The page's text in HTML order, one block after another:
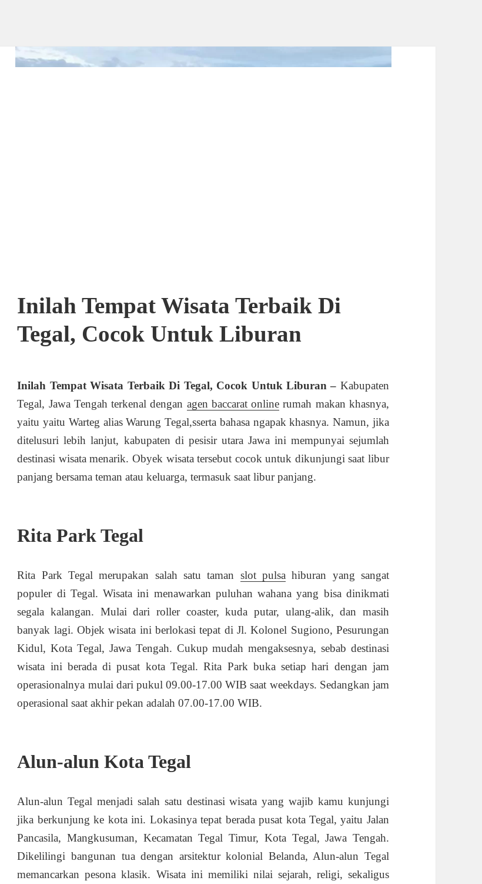
Inilah Tempat Wisata Terbaik Di
Tegal, Cocok Untuk Liburan
Inilah Tempat Wisata Terbaik Di Tegal, Cocok Untuk Liburan – Kabupaten
Tegal, Jawa Tengah terkenal dengan agen baccarat online rumah makan khasnya,
yaitu yaitu Warteg alias Warung Tegal,sserta bahasa ngapak khasnya. Namun, jika
ditelusuri lebih lanjut, kabupaten di pesisir utara Jawa ini mempunyai sejumlah
destinasi wisata menarik. Obyek wisata tersebut cocok untuk dikunjungi saat libur
panjang bersama teman atau keluarga, termasuk saat libur panjang.
Rita Park Tegal
Rita Park Tegal merupakan salah satu taman slot pulsa hiburan yang sangat
populer di Tegal. Wisata ini menawarkan puluhan wahana yang bisa dinikmati
segala kalangan. Mulai dari roller coaster, kuda putar, ulang-alik, dan masih
banyak lagi. Objek wisata ini berlokasi tepat di Jl. Kolonel Sugiono, Pesurungan
Kidul, Kota Tegal, Jawa Tengah. Cukup mudah mengaksesnya, sebab destinasi
wisata ini berada di pusat kota Tegal. Rita Park buka setiap hari dengan jam
operasionalnya mulai dari pukul 09.00-17.00 WIB saat weekdays. Sedangkan jam
operasional saat akhir pekan adalah 07.00-17.00 WIB.
Alun-alun Kota Tegal
Alun-alun Tegal menjadi salah satu destinasi wisata yang wajib kamu kunjungi
jika berkunjung ke kota ini. Lokasinya tepat berada pusat kota Tegal, yaitu Jalan
Pancasila, Mangkusuman, Kecamatan Tegal Timur, Kota Tegal, Jawa Tengah.
Dikelilingi bangunan tua dengan arsitektur kolonial Belanda, Alun-alun Tegal
memancarkan pesona klasik. Wisata ini memiliki nilai sejarah, religi, sekaligus